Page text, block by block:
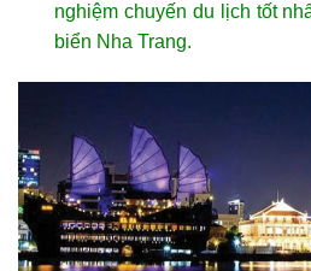
nghiệm chuyến du lịch tốt
biển Nha Trang.